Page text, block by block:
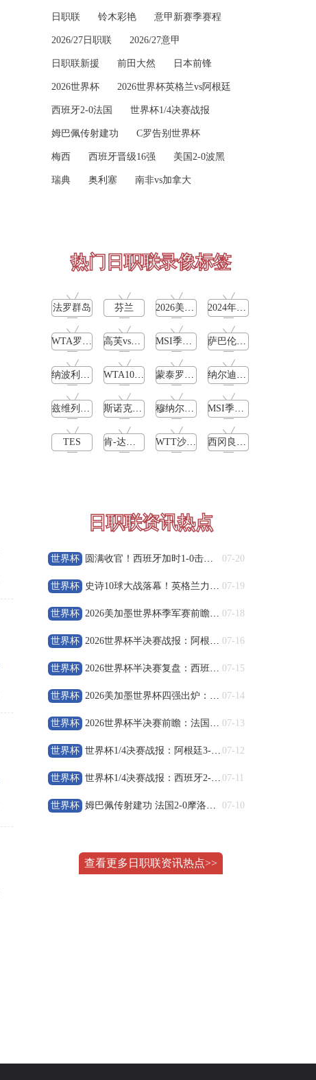
高清直播
巴西甲 08-09 07:30
科里蒂巴 VS 沙佩科恩斯
高清直播
08-09 08:00
延边龙鼎 VS 深圳青年人
中超 08-09 19:00
河南队 VS 青岛西海岸
高清直播
中甲 08-09 19:00
无锡吴钩 VS 宁波职业足球俱乐部
广州豹 VS 广西恒宸
高清直播
中超
重庆铜梁龙 VS 上海海港
高清直播
山东泰山
巴西甲 08-09 22:00
巴西甲 08-10 03:00
圣塔菲联 VS 科尔多瓦中央SDE
纳尔迪vs鲁内 全场录像回放 05-15
兹维列夫vs达德尔里 全场录像回放 05-15
阿纳尔迪vs贾里 全场录像回放
高芙vs克里斯蒂安 全场录像回放
穆纳尔vs诺里 全场录像回放 05-14
KPL春季赛季后赛败者组决赛 重庆狼队 vs 苏州KSG 全场录像回放 05-14
胡尔卡奇vs纳达尔 全场录像回放 05-14
斯瓦泰克vs普丁塞娃 全场录像回放 05-14
MSI季中冠军赛胜者组 TES vs GEN 全场录像回放
日职联 铃木彩艳 意甲新赛季赛程
2026/27日职联 2026/27意甲
日职联新援 前田大然 日本前锋
2026世界杯 2026世界杯英格兰vs阿根廷
西班牙2-0法国 世界杯1/4决赛战报
姆巴佩传射建功 C罗告别世界杯
梅西 西班牙晋级16强 美国2-0波黑
瑞典 奥利塞 南非vs加拿大
热门日职联录像标签
法罗群岛 芬兰 2026美加墨世界杯 2024年5月13日
WTA罗马公开赛女单第4轮 高芙vs巴多萨 MSI季中冠军赛败者组 萨巴伦卡vs雅斯特雷姆斯
纳波利塔诺vs贾里 WTA1000罗马大师赛第3轮 蒙泰罗vs凯茨曼诺维奇 纳尔迪vs鲁内
兹维列夫vs达德尔里 斯诺克元老斯诺克世锦赛半决赛 穆纳尔vs诺里 MSI季中冠军赛胜者组
TES 肯-达赫迪vsD蓬贾 WTT沙特大满贯男单决赛 西冈良仁vs迪米特洛夫
日职联资讯热点
世界杯 圆满收官！西班牙加时1-0击败阿根廷，夺得2026世界杯冠军 07-20
世界杯 史诗10球大战落幕！英格兰力克法国，姆巴佩刷新世界杯新历史 07-19
世界杯 2026美加墨世界杯季军赛前瞻：法国vs英格兰 豪门荣誉收官 07-18
世界杯 2026世界杯半决赛战报：阿根廷2-1逆转英格兰晋级决赛 07-16
世界杯 2026世界杯半决赛复盘：西班牙2-0淘汰法国 率先闯入决赛 07-15
世界杯 2026美加墨世界杯四强出炉：半决赛对阵与历史意义全解析 07-14
世界杯 2026世界杯半决赛前瞻：法国vs西班牙实力对比与战术分析 07-13
世界杯 世界杯1/4决赛战报：阿根廷3-1加时力克瑞士，梅西刷新助攻 07-12
世界杯 世界杯1/4决赛战报：西班牙2-1比利时 梅里诺替补绝杀晋级 07-11
世界杯 姆巴佩传射建功 法国2‑0摩洛哥 率先晋级2026世界杯四强 07-10
查看更多日职联资讯热点>>